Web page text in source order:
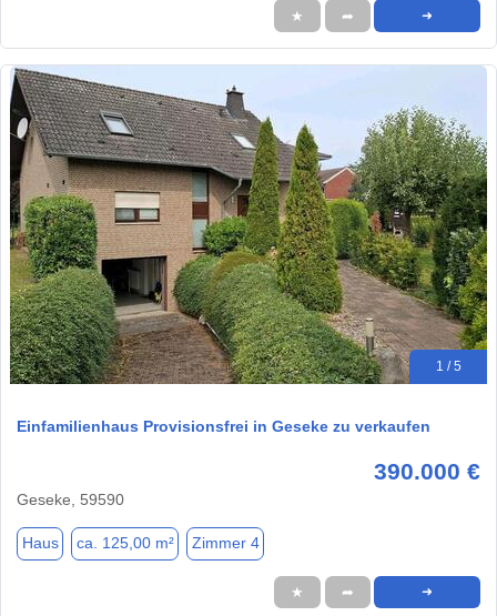
★ ➦ ➜
1 / 5
Einfamilienhaus Provisionsfrei in Geseke zu verkaufen
390.000 €
Geseke, 59590
Haus ca. 125,00 m² Zimmer 4
★ ➦ ➜